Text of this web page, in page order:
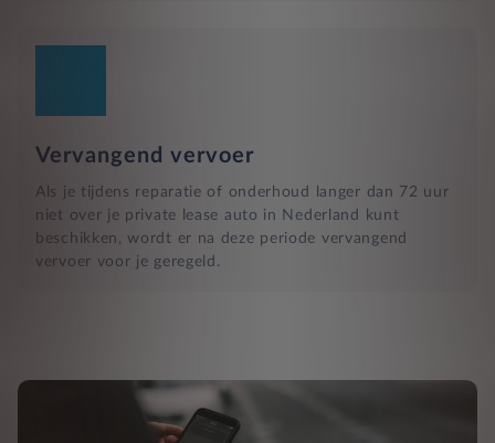
Vervangend vervoer
Als je tijdens reparatie of onderhoud langer dan 72 uur
niet over je private lease auto in Nederland kunt
beschikken, wordt er na deze periode vervangend
vervoer voor je geregeld.